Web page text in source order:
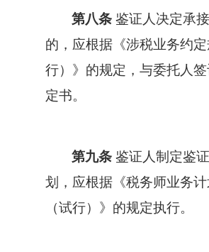
第八条 鉴证人决定承
的，应根据《涉税业务约
行）》的规定，与委托人
定书。
第九条 鉴证人制定鉴
划，应根据《税务师业务计
（试行）》的规定执行。